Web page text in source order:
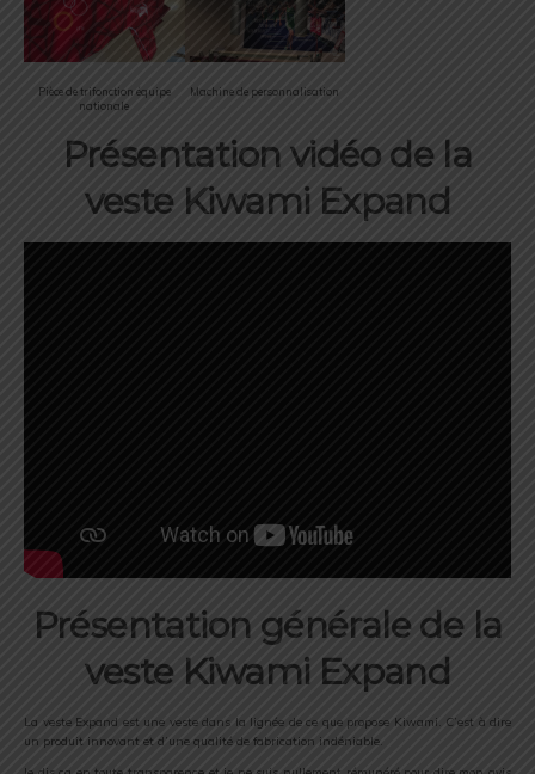
Pièce de trifonction équipe
nationale
Machine de personnalisation
Présentation vidéo de la
veste Kiwami Expand
Présentation générale de la
veste Kiwami Expand
La veste Expand est une veste dans la lignée de ce que propose Kiwami. C’est à dire
un produit innovant et d’une qualité de fabrication indéniable.